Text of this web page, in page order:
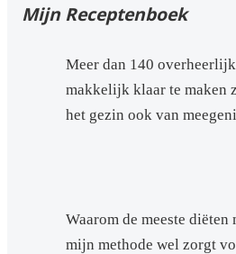
Mijn Receptenboek
Meer dan 140
makkelijk klaar te maken
het gezin ook van
Waarom de meeste
mijn methode wel zorgt